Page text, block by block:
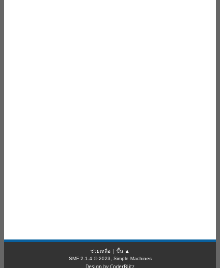
ช่วยเหลือ | ขึ้น ▲
SMF 2.1.4 © 2023 Simple Machines
Design by CoderBlitz